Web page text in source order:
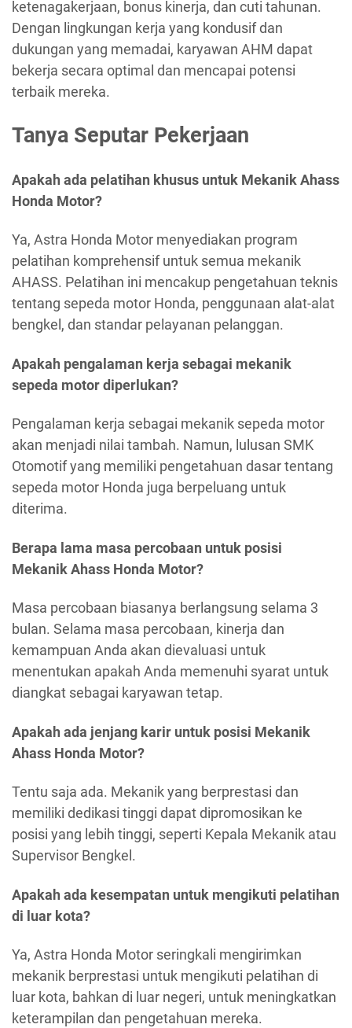
ketenagakerjaan, bonus kinerja, dan cuti tahunan.
Dengan lingkungan kerja yang kondusif dan
dukungan yang memadai, karyawan AHM dapat
bekerja secara optimal dan mencapai potensi
terbaik mereka.
Tanya Seputar Pekerjaan
Apakah ada pelatihan khusus untuk Mekanik Ahass
Honda Motor?
Ya, Astra Honda Motor menyediakan program
pelatihan komprehensif untuk semua mekanik
AHASS. Pelatihan ini mencakup pengetahuan teknis
tentang sepeda motor Honda, penggunaan alat-alat
bengkel, dan standar pelayanan pelanggan.
Apakah pengalaman kerja sebagai mekanik
sepeda motor diperlukan?
Pengalaman kerja sebagai mekanik sepeda motor
akan menjadi nilai tambah. Namun, lulusan SMK
Otomotif yang memiliki pengetahuan dasar tentang
sepeda motor Honda juga berpeluang untuk
diterima.
Berapa lama masa percobaan untuk posisi
Mekanik Ahass Honda Motor?
Masa percobaan biasanya berlangsung selama 3
bulan. Selama masa percobaan, kinerja dan
kemampuan Anda akan dievaluasi untuk
menentukan apakah Anda memenuhi syarat untuk
diangkat sebagai karyawan tetap.
Apakah ada jenjang karir untuk posisi Mekanik
Ahass Honda Motor?
Tentu saja ada. Mekanik yang berprestasi dan
memiliki dedikasi tinggi dapat dipromosikan ke
posisi yang lebih tinggi, seperti Kepala Mekanik atau
Supervisor Bengkel.
Apakah ada kesempatan untuk mengikuti pelatihan
di luar kota?
Ya, Astra Honda Motor seringkali mengirimkan
mekanik berprestasi untuk mengikuti pelatihan di
luar kota, bahkan di luar negeri, untuk meningkatkan
keterampilan dan pengetahuan mereka.